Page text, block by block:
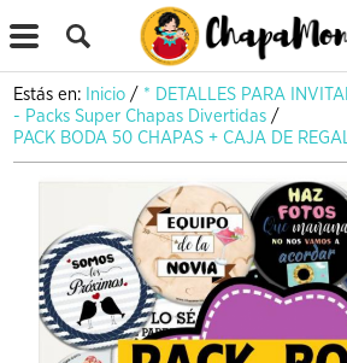
Estás en: Inicio / * DETALLES PARA
- Packs Super Chapas Divertidas /
PACK BODA 50 CHAPAS + CAJA DE